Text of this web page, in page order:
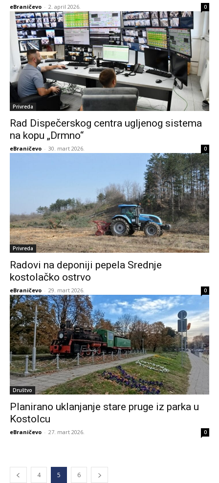
eBraničevo - 2. april 2026. 0
Privreda
Rad Dispečerskog centra ugljenog sistema
na kopu „Drmno“
eBraničevo - 30. mart 2026. 0
Privreda
Radovi na deponiji pepela Srednje
kostolačko ostrvo
eBraničevo - 29. mart 2026. 0
Društvo
Planirano uklanjanje stare pruge iz parka u
Kostolcu
eBraničevo - 27. mart 2026. 0
4 5 6